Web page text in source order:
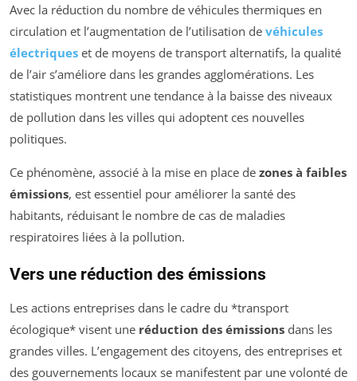
Avec la réduction du nombre de véhicules thermiques en
circulation et l’augmentation de l’utilisation de véhicules
électriques et de moyens de transport alternatifs, la qualité
de l’air s’améliore dans les grandes agglomérations. Les
statistiques montrent une tendance à la baisse des niveaux
de pollution dans les villes qui adoptent ces nouvelles
politiques.
Ce phénomène, associé à la mise en place de zones à faibles
émissions, est essentiel pour améliorer la santé des
habitants, réduisant le nombre de cas de maladies
respiratoires liées à la pollution.
Vers une réduction des émissions
Les actions entreprises dans le cadre du *transport
écologique* visent une réduction des émissions dans les
grandes villes. L’engagement des citoyens, des entreprises et
des gouvernements locaux se manifestent par une volonté de